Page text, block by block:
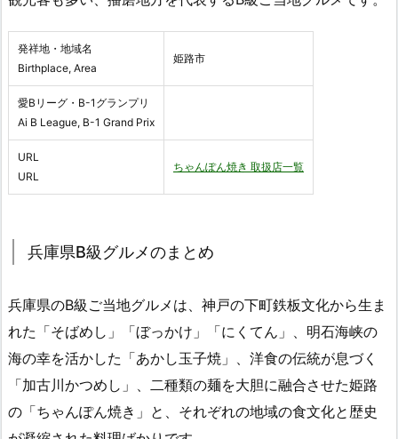
発祥地・地域名
Birthplace, Area
姫路市
愛Bリーグ・B-1グランプリ
Ai B League, B-1 Grand Prix
URL
URL
ちゃんぽん焼き 取扱店一覧
兵庫県B級グルメのまとめ
兵庫県のB級ご当地グルメは、神戸の下町鉄板文化から生ま
れた「そばめし」「ぼっかけ」「にくてん」、明石海峡の
海の幸を活かした「あかし玉子焼」、洋食の伝統が息づく
「加古川かつめし」、二種類の麺を大胆に融合させた姫路
の「ちゃんぽん焼き」と、それぞれの地域の食文化と歴史